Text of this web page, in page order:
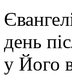
день
у Його